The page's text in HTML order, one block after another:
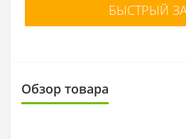
БЫСТРЫЙ
Обзор товара